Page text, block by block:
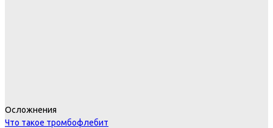
Осложнения
Что такое тромбофлебит